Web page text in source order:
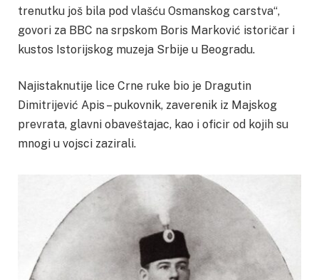
trenutku još bila pod vlašću Osmanskog carstva“,
govori za BBC na srpskom Boris Marković istoričar i
kustos Istorijskog muzeja Srbije u Beogradu.
Najistaknutije lice Crne ruke bio je Dragutin
Dimitrijević Apis – pukovnik, zaverenik iz Majskog
prevrata, glavni obaveštajac, kao i oficir od kojih su
mnogi u vojsci zazirali.